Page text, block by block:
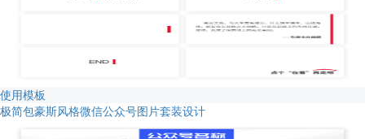
使用模板
极简包豪斯风格微信公众号图片套装设计